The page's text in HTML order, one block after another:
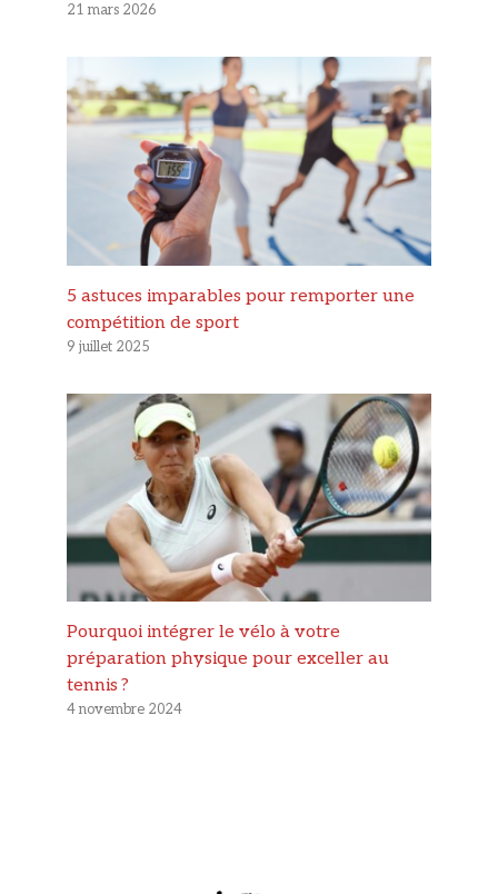
21 mars 2026
5 astuces imparables pour remporter une
compétition de sport
9 juillet 2025
Pourquoi intégrer le vélo à votre
préparation physique pour exceller au
tennis ?
4 novembre 2024